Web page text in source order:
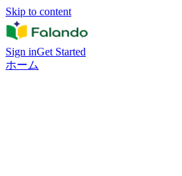
Skip to content
Sign inGet Started
ホーム